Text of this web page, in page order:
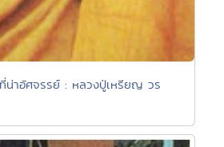
น่าอัศจรรย์ : หลวงปู่เหรียญ วร